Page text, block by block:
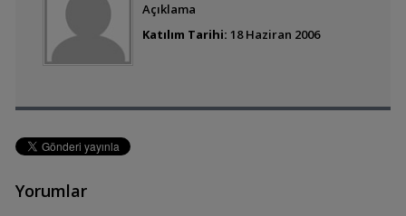
Zebra Çiklet -
Cichlasoma
Açıklama
Katılım Tarihi: 18 Haziran 2006
Yorumlar